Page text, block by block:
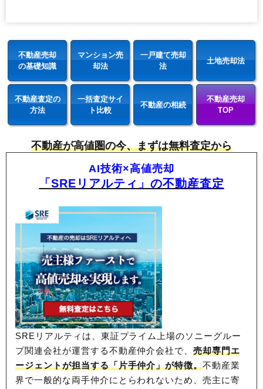
不動産売却
の基礎知識
マンション売
却法
一戸建て売却
法
土地売却法
不動産査定の
方法
一括査定サイ
ト比較
不動産の相続
不動産売却
TOP
不動産が高値圏の今、まずは無料査定から
AI技術×高値売却
「SREリアルティ」の不動産査定
SREリアルティは、東証プライム上場のソニーグルー
プ関連会社が運営する不動産仲介会社で、売却専門エ
ージェントが担当する「片手仲介」が特徴。不動産業
界で一般的な両手仲介にとらわれないため、売主に寄